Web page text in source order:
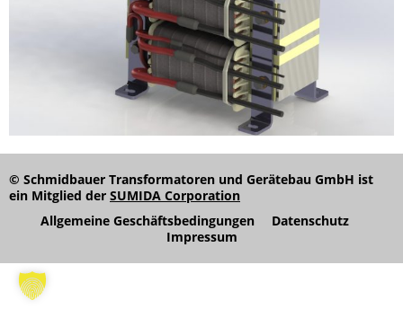
© Schmidbauer Transformatoren und Gerätebau GmbH ist
ein Mitglied der SUMIDA Corporation
Allgemeine Geschäftsbedingungen
Datenschutz
Impressum